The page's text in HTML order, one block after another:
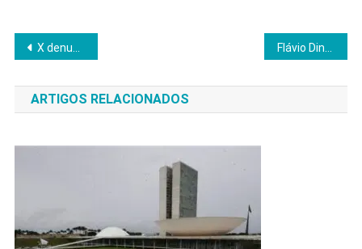
Navegação
de
Post
X denuncia barreiras judiciais no Brasil e pede ação dos EUA contra restrições digitais
ARTIGOS RELACIONADOS